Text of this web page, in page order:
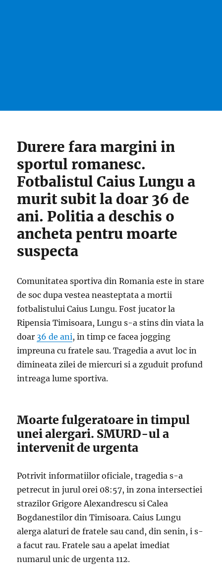
Durere fara margini in
sportul romanesc.
Fotbalistul Caius Lungu a
murit subit la doar 36 de
ani. Politia a deschis o
ancheta pentru moarte
suspecta
Comunitatea sportiva din Romania este in stare
de soc dupa vestea neasteptata a mortii
fotbalistului Caius Lungu. Fost jucator la
Ripensia Timisoara, Lungu s-a stins din viata la
doar 36 de ani, in timp ce facea jogging
impreuna cu fratele sau. Tragedia a avut loc in
dimineata zilei de miercuri si a zguduit profund
intreaga lume sportiva.
Moarte fulgeratoare in timpul
unei alergari. SMURD-ul a
intervenit de urgenta
Potrivit informatiilor oficiale, tragedia s-a
petrecut in jurul orei 08:57, in zona intersectiei
strazilor Grigore Alexandrescu si Calea
Bogdanestilor din Timisoara. Caius Lungu
alerga alaturi de fratele sau cand, din senin, i s-
a facut rau. Fratele sau a apelat imediat
numarul unic de urgenta 112.